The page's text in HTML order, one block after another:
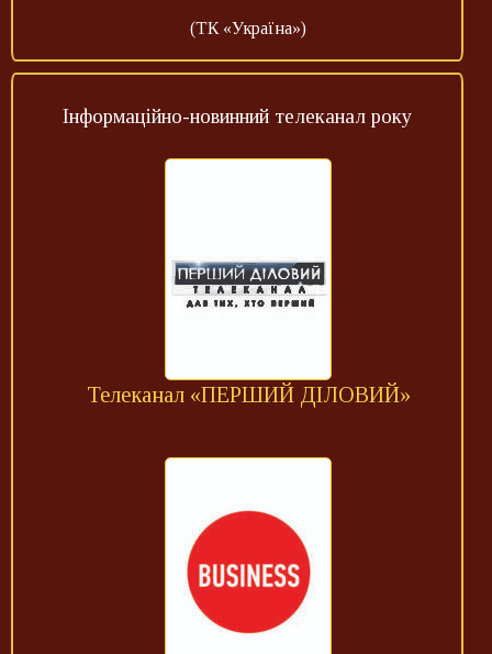
(ТК «Україна»)
Інформаційно-новинний телеканал року
Телеканал «ПЕРШИЙ ДІЛОВИЙ»